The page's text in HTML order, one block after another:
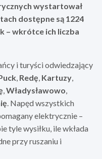
wystartował
dostępne są 1224
– wkrótce ich liczba
i turyści odwiedzający
Redę Kartuzy
Władysławowo
. Napęd wszystkich
elektrycznie –
tyle wysiłku, ile wkłada
przy ruszaniu i